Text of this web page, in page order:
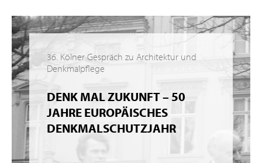
36. Kölner Gespräch zu Architektur und
Denkmalpflege
DENK MAL ZUKUNFT – 50
JAHRE EUROPÄISCHES
DENKMALSCHUTZJAHR